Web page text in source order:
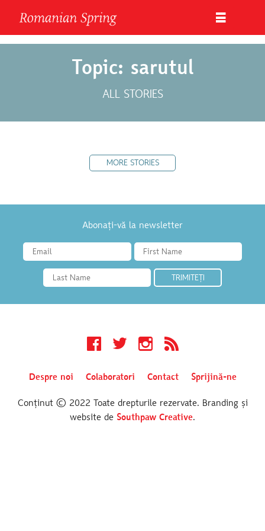
Topic: sarutul
ALL STORIES
MORE STORIES
Abonați-vă la newsletter
Facebook Twitter Instagram RSS
Despre noi Colaboratori Contact Sprijină-ne
Conținut © 2022 Toate drepturile rezervate. Branding și
website de Southpaw Creative.